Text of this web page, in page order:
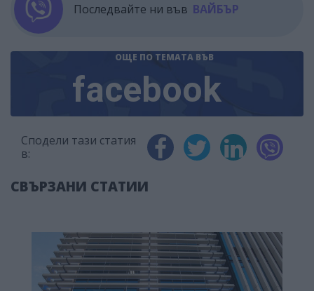
Последвайте ни във ВАЙБЪР
ОЩЕ ПО ТЕМАТА ВЪВ
facebook
Сподели тази статия
в:
СВЪРЗАНИ СТАТИИ